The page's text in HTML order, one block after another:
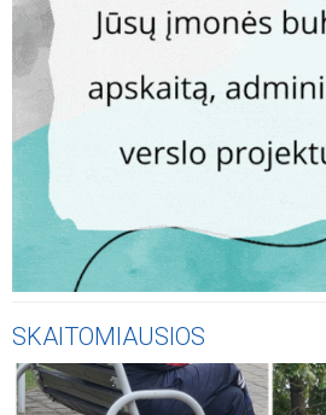
SKAITOMIAUSIOS